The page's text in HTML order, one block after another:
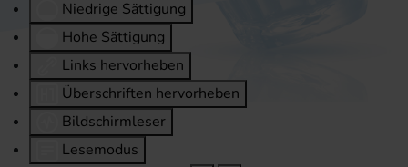
Niedrige Sättigung
Hohe Sättigung
Links hervorheben
Überschriften hervorheben
Bildschirmleser
Lesemodus